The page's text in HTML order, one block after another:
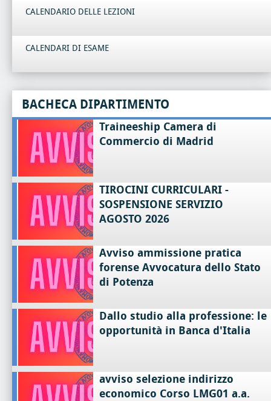
CALENDARIO DELLE LEZIONI
CALENDARI DI ESAME
BACHECA DIPARTIMENTO
Traineeship Camera di
Commercio di Madrid
TIROCINI CURRICULARI -
SOSPENSIONE SERVIZIO
AGOSTO 2026
Avviso ammissione pratica
forense Avvocatura dello Stato
di Potenza
Dallo studio alla professione: le
opportunità in Banca d'Italia
avviso selezione indirizzo
economico Corso LMG01 a.a.